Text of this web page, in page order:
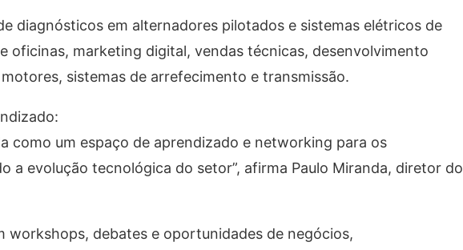
diagnósticos em alternadores pilotados e sistemas elétricos de
oficinas, marketing digital, vendas técnicas, desenvolvimento
sistemas de arrefecimento e transmissão.
como um espaço de aprendizado e networking para os
a evolução tecnológica do setor”, afirma Paulo Miranda, diretor do
workshops, debates e oportunidades de negócios,